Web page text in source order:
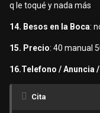
q le toqué y nada más
14. Besos en la Boca:
15. Precio: 40 manual
16.Telefono / Anuncia /
Cita